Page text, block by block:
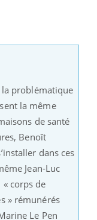
problématique
la même
de santé
Benoît
dans ces
Jean-Luc
corps de
» rémunérés
Le Pen